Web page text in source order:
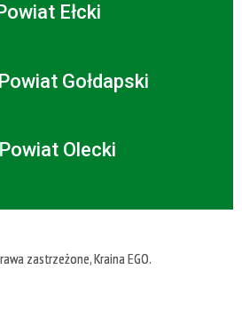
Ełcki
Powiat Gołdapski
Powiat Olecki
zastrzeżone, Kraina EGO.